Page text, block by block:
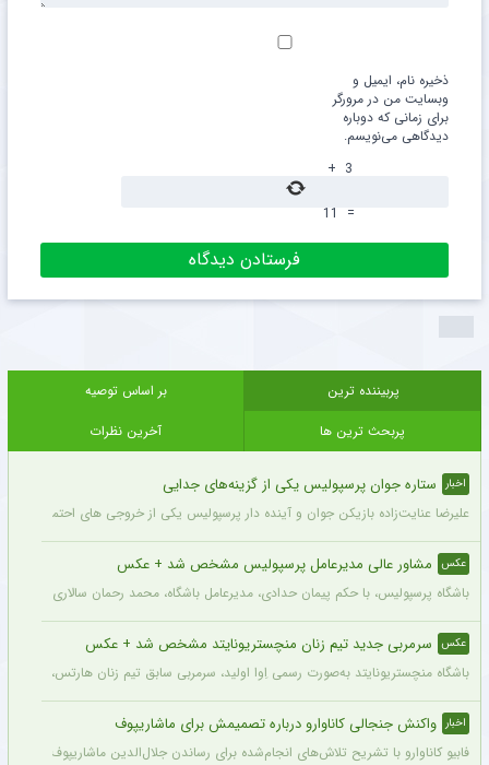
ذخیره نام، ایمیل و
وبسایت من در مرورگر
برای زمانی که دوباره
دیدگاهی می‌نویسم.
3
+
=
11
پربیننده ترین
بر اساس توصیه
پربحث ترین ها
آخرین نظرات
اخبار ستاره جوان پرسپولیس یکی از گزینه‌های جدایی
علیرضا عنایت‌زاده بازیکن جوان و آینده دار پرسپولیس یکی از خروجی های احتمالی
عکس مشاور عالی مدیرعامل پرسپولیس مشخص شد + عکس
باشگاه پرسپولیس، با حکم پیمان حدادی، مدیرعامل باشگاه، محمد رحمان سالاری به
عکس سرمربی جدید تیم زنان منچستریونایتد مشخص شد + عکس
باشگاه منچستریونایتد به‌صورت رسمی اِوا اولید، سرمربی سابق تیم زنان هارتس، را
اخبار واکنش جنجالی کاناوارو درباره تصمیمش برای ماشاریپوف
فابیو کاناوارو با تشریح تلاش‌های انجام‌شده برای رساندن جلال‌الدین ماشاریپوف به